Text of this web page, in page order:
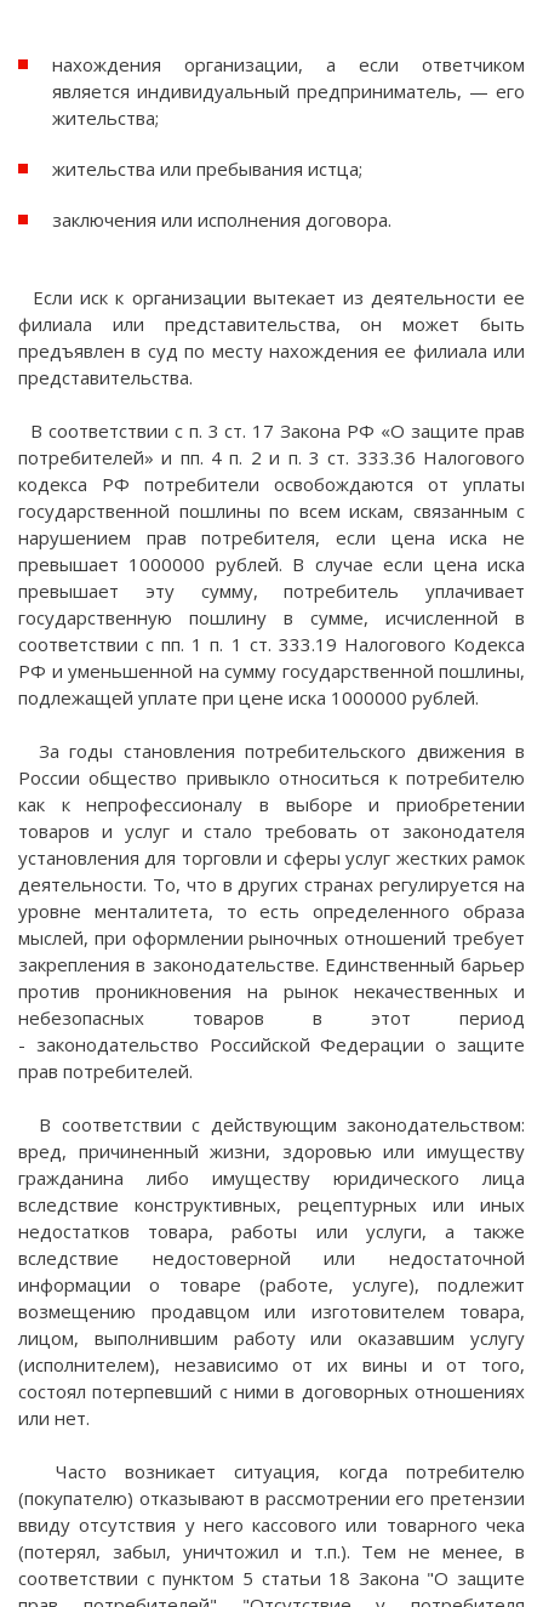
нахождения организации, а если ответчиком
является индивидуальный предприниматель, — его
жительства;
жительства или пребывания истца;
заключения или исполнения договора.
Если иск к организации вытекает из деятельности ее
филиала или представительства, он может быть
предъявлен в суд по месту нахождения ее филиала или
представительства.
В соответствии с п. 3 ст. 17 Закона РФ «О защите прав
потребителей» и пп. 4 п. 2 и п. 3 ст. 333.36 Налогового
кодекса РФ потребители освобождаются от уплаты
государственной пошлины по всем искам, связанным с
нарушением прав потребителя, если цена иска не
превышает 1000000 рублей. В случае если цена иска
превышает эту сумму, потребитель уплачивает
государственную пошлину в сумме, исчисленной в
соответствии с пп. 1 п. 1 ст. 333.19 Налогового Кодекса
РФ и уменьшенной на сумму государственной пошлины,
подлежащей уплате при цене иска 1000000 рублей.
За годы становления потребительского движения в
России общество привыкло относиться к потребителю
как к непрофессионалу в выборе и приобретении
товаров и услуг и стало требовать от законодателя
установления для торговли и сферы услуг жестких рамок
деятельности. То, что в других странах регулируется на
уровне менталитета, то есть определенного образа
мыслей, при оформлении рыночных отношений требует
закрепления в законодательстве. Единственный барьер
против проникновения на рынок некачественных и
небезопасных товаров в этот период
- законодательство Российской Федерации о защите
прав потребителей.
В соответствии с действующим законодательством:
вред, причиненный жизни, здоровью или имуществу
гражданина либо имуществу юридического лица
вследствие конструктивных, рецептурных или иных
недостатков товара, работы или услуги, а также
вследствие недостоверной или недостаточной
информации о товаре (работе, услуге), подлежит
возмещению продавцом или изготовителем товара,
лицом, выполнившим работу или оказавшим услугу
(исполнителем), независимо от их вины и от того,
состоял потерпевший с ними в договорных отношениях
или нет.
Часто возникает ситуация, когда потребителю
(покупателю) отказывают в рассмотрении его претензии
ввиду отсутствия у него кассового или товарного чека
(потерял, забыл, уничтожил и т.п.). Тем не менее, в
соответствии с пунктом 5 статьи 18 Закона "О защите